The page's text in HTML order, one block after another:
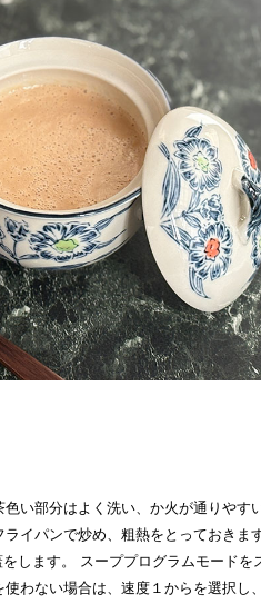
い部分はよく洗い、か火が通りやす
イパンで炒め、粗熱をとっておきます
します。 スーププログラムモードを
使わない場合は、速度１からを選択し